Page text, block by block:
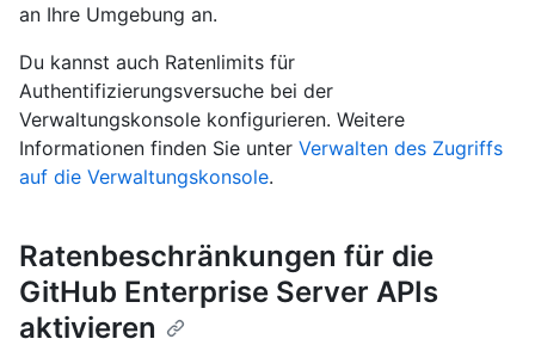
an Ihre Umgebung an.
Du kannst auch Ratenlimits für
Authentifizierungsversuche bei der
Verwaltungskonsole konfigurieren. Weitere
Informationen finden Sie unter Verwalten des Zugriffs
auf die Verwaltungskonsole.
Ratenbeschränkungen für die
GitHub Enterprise Server APIs
aktivieren